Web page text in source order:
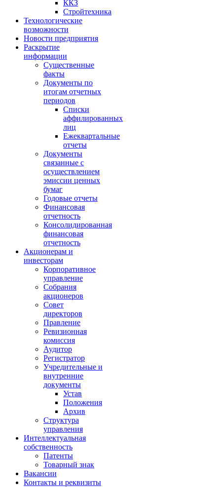
ККЗ
Стройтехника
Технологические
возможности
Новости предприятия
Раскрытие
информации
Существенные
факты
Документы по
итогам отчетных
периодов
Списки
аффилированных
лиц
Ежеквартальные
отчеты
Документы
связанные с
осуществлением
эмиссии ценных
бумаг
Годовые отчеты
Финансовая
отчетность
Консолидированная
финансовая
отчетность
Акционерам и
инвесторам
Корпоративное
управление
Собрания
акционеров
Совет
директоров
Правление
Ревизионная
комиссия
Аудитор
Регистратор
Учредительные и
внутренние
документы
Устав
Положения
Архив
Структура
управления
Интеллектуальная
собственность
Патенты
Товарный знак
Вакансии
Контакты и реквизиты